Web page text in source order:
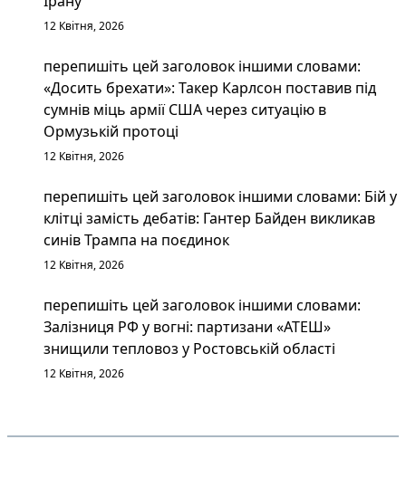
12 Квітня, 2026
перепишіть цей заголовок іншими словами:
«Досить брехати»: Такер Карлсон поставив під
сумнів міць армії США через ситуацію в
Ормузькій протоці
12 Квітня, 2026
перепишіть цей заголовок іншими словами: Бій у
клітці замість дебатів: Гантер Байден викликав
синів Трампа на поєдинок
12 Квітня, 2026
перепишіть цей заголовок іншими словами:
Залізниця РФ у вогні: партизани «АТЕШ»
знищили тепловоз у Ростовській області
12 Квітня, 2026